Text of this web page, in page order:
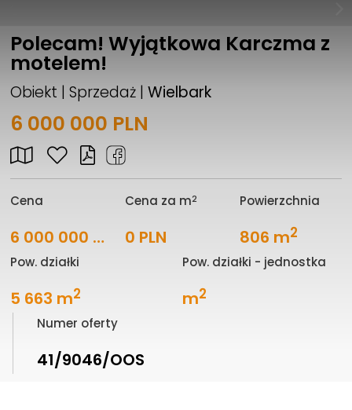
Polecam! Wyjątkowa Karczma z
motelem!
Obiekt | Sprzedaż |Wielbark
6 000 000 PLN
Cena
6 000 000 PLN
Cena za m2
0 PLN
Powierzchnia
806 m2
Pow. działki
5 663 m2
Pow. działki - jednostka
m2
Numer oferty
41/9046/OOS